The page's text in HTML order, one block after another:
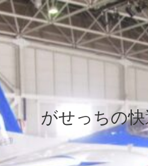
がせっちの